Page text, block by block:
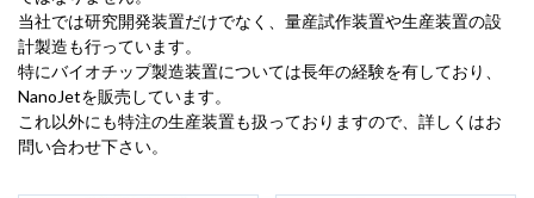
当社では研究開発装置だけでなく、量産試作装置や生産装置の設
計製造も行っています。
特にバイオチップ製造装置については長年の経験を有しており、
NanoJetを販売しています。
これ以外にも特注の生産装置も扱っておりますので、詳しくはお
問い合わせ下さい。